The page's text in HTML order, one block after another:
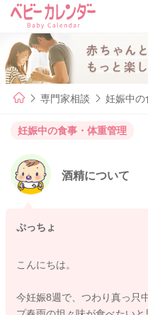
専門家相談 妊娠中の
妊娠中の食事・体重管理
酒精について
ぷっちょ
こんにちは。
今妊娠8週で、つわり真っ只